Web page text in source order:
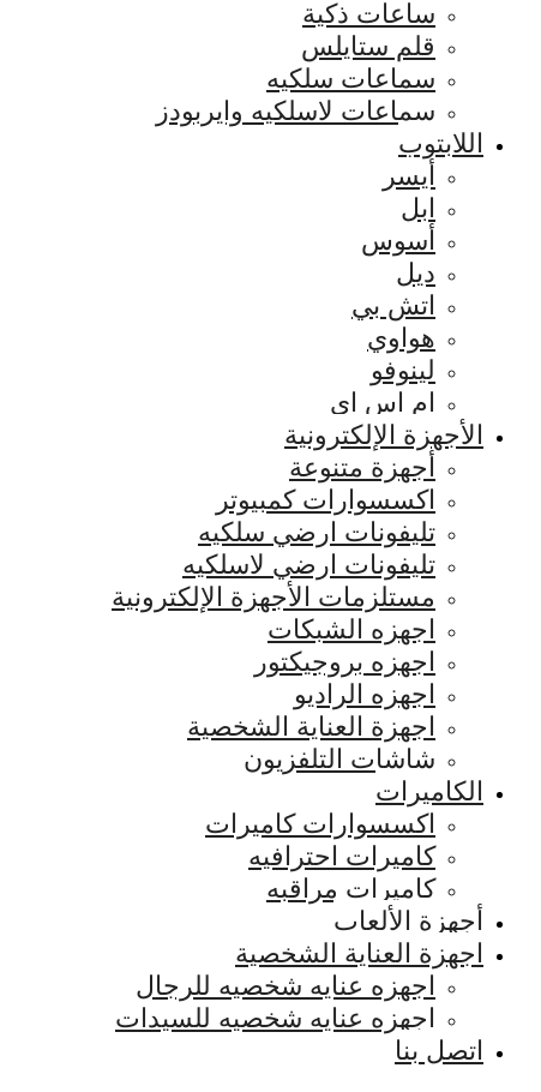
ساعات ذكية
قلم ستايلس
سماعات سلكيه
سماعات لاسلكيه وايربودز
اللابتوب
أيسر
ابل
أسوس
ديل
اتش بي
هواوي
لينوفو
ام اس اي
الأجهزة الإلكترونية
أجهزة متنوعة
اكسسوارات كمبيوتر
تليفونات ارضي سلكيه
تليفونات ارضي لاسلكيه
مستلزمات الأجهزة الإلكترونية
اجهزه الشبكات
اجهزه بروجيكتور
اجهزه الراديو
اجهزة العناية الشخصية
شاشات التلفزيون
الكاميرات
اكسسوارات كاميرات
كاميرات احترافيه
كاميرات مراقبه
أجهزة الألعاب
اجهزة العناية الشخصية
اجهزه عنايه شخصيه للرجال
اجهزه عنايه شخصيه للسيدات
اتصل بنا